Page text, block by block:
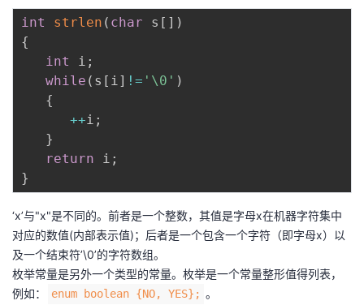
int strlen ( char s [ ] )
{
int
i ;
while ( s [ i ] != '\0' )
{
++i ;
}
return i ;
}
‘x’与"x"是不同的。前者是一个整数，其值是字母x在机器字符集中
对应的数值(内部表示值)；后者是一个包含一个字符（即字母x）以
及一个结束符’\0’的字符数组。
枚举常量是另外一个类型的常量。枚举是一个常量整形值得列表，
例如：
enum boolean {NO, YES}; 。